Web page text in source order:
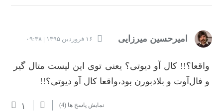
امیرحسین میرزایی ۱۶ فروردین ۱۳۹۵ | ۰۹:۳۸
واقعا؟!! کال آو دیوتی؟ یعنی توی این لیست متال گیر
و فال‌آوت و بلاد‌بورن بود،واقعا کال آو دیوتی؟!!
۱ نمایش پاسخ ها (4)